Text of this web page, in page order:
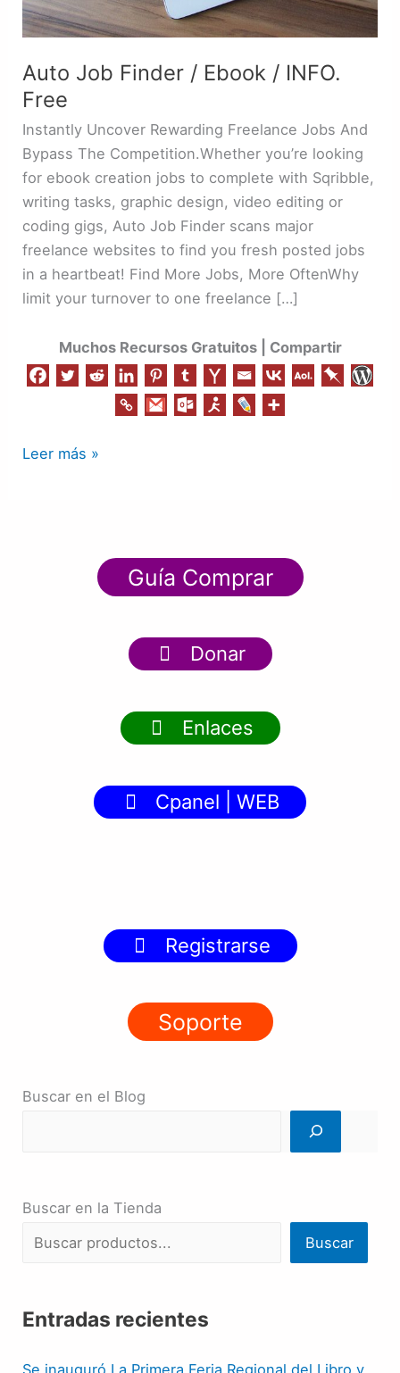
Auto Job Finder / Ebook / INFO.
Free
Instantly Uncover Rewarding Freelance Jobs And
Bypass The Competition.Whether you’re looking
for ebook creation jobs to complete with Sqribble,
writing tasks, graphic design, video editing or
coding gigs, Auto Job Finder scans major
freelance websites to find you fresh posted jobs
in a heartbeat! Find More Jobs, More OftenWhy
limit your turnover to one freelance […]
Muchos Recursos Gratuitos | Compartir
Leer más »
Guía Comprar
Donar
Enlaces
Cpanel | WEB
Registrarse
Soporte
Buscar en el Blog
Buscar en la Tienda
Buscar
Entradas recientes
Se inauguró La Primera Feria Regional del Libro y